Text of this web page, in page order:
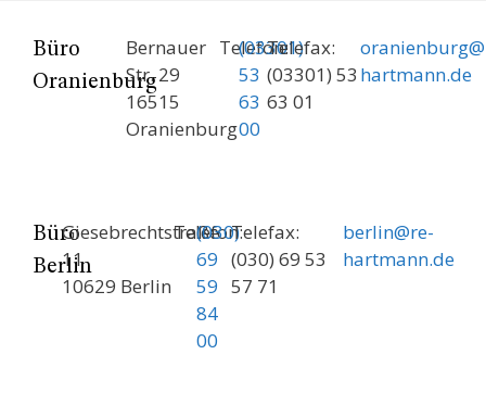
Büro
Oranienburg
Bernauer
Str. 29
16515
Oranienburg
Telefon:
(03301)
53
63
00
Telefax:
(03301) 53
63 01
hartmann.de
Büro
Berlin
Giesebrechtstraße
11
10629 Berlin
Telefon:
(030)
69
59
84
00
Telefax:
(030) 69 53
57 71
berlin@re-
hartmann.de